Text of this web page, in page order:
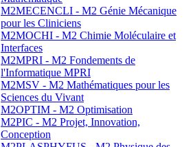
M2MECENCLI - M2 Génie Mécanique
pour les Cliniciens
M2MOCHI - M2 Chimie Moléculaire et
Interfaces
M2MPRI - M2 Fondements de
l'Informatique MPRI
M2MSV - M2 Mathématiques pour les
Sciences du Vivant
M2OPTIM - M2 Optimisation
M2PIC - M2 Projet, Innovation,
Conception